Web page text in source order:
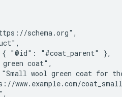
schema.org",
"@id": "#coat_parent" },
coat",
wool green coat for
www.example.com/